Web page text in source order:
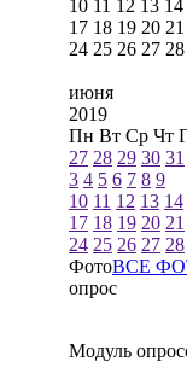
10 11 12 13 14
17 18 19 20 21
24 25 26 27 28
июня
2019
Пн Вт Ср Чт
27 28 29 30 31
3 4 5 6 7 8 9
10 11 12 13 14
17 18 19 20 21
24 25 26 27 28
ФотоВСЕ
опрос
Модуль